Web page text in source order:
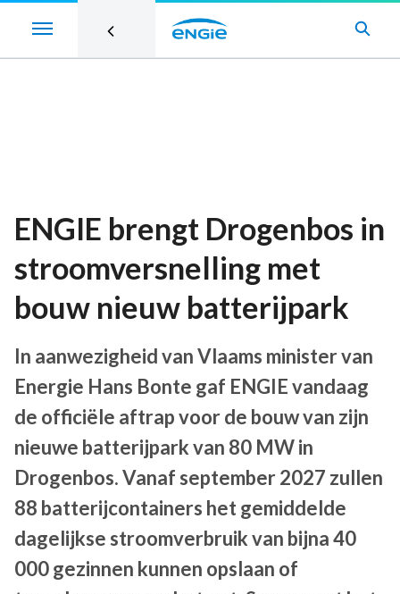
ENGIE brengt Drogenbos in
stroomversnelling met
bouw nieuw batterijpark
In aanwezigheid van Vlaams minister van
Energie Hans Bonte gaf ENGIE vandaag
de officiële aftrap voor de bouw van zijn
nieuwe batterijpark van 80 MW in
Drogenbos. Vanaf september 2027 zullen
88 batterijcontainers het gemiddelde
dagelijkse stroomverbruik van bijna 40
000 gezinnen kunnen opslaan of